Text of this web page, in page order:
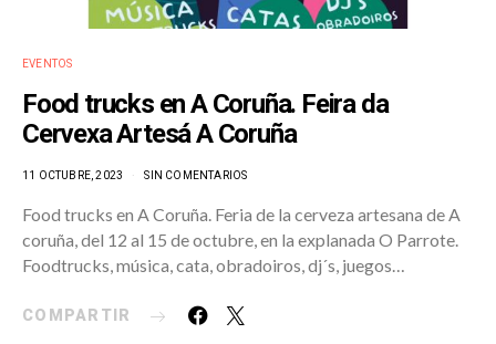
EVENTOS
Food trucks en A Coruña. Feira da
Cervexa Artesá A Coruña
11 OCTUBRE, 2023 SIN COMENTARIOS
Food trucks en A Coruña. Feria de la cerveza artesana de A
coruña, del 12 al 15 de octubre, en la explanada O Parrote.
Foodtrucks, música, cata, obradoiros, dj´s, juegos…
COMPARTIR